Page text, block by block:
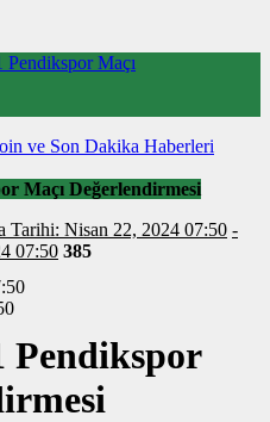
Pendikspor Maçı
ve Son Dakika Haberleri
Maçı Değerlendirmesi
Tarihi: Nisan 22, 2024 07:50 -
07:50 385
Pendikspor